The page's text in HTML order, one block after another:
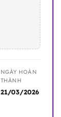
NGÀY HOÀN
THÀNH
21/03/2026